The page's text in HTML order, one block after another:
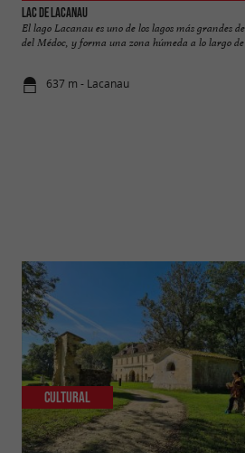
Lac de Lacanau
El lago Lacanau es uno de los lagos más grandes
del Médoc, y forma una zona húmeda a lo largo de
637 m - Lacanau
Cultural